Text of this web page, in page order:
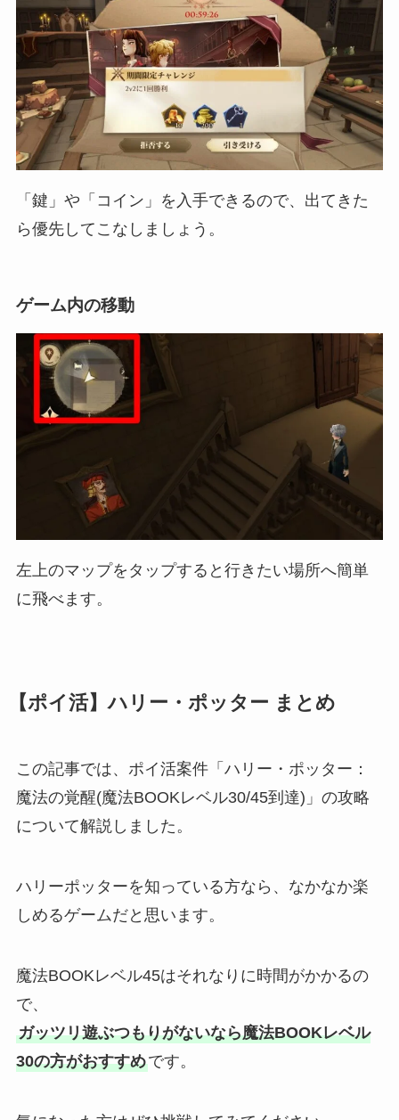
「鍵」や「コイン」を入手できるので、出てきた
ら優先してこなしましょう。
ゲーム内の移動
左上のマップをタップすると行きたい場所へ簡単
に飛べます。
【ポイ活】ハリー・ポッター まとめ
この記事では、ポイ活案件「ハリー・ポッター：
魔法の覚醒(魔法BOOKレベル30/45到達)」の攻略
について解説しました。
ハリーポッターを知っている方なら、なかなか楽
しめるゲームだと思います。
魔法BOOKレベル45はそれなりに時間がかかるの
で、
ガッツリ遊ぶつもりがないなら魔法BOOKレベル
30の方がおすすめです。